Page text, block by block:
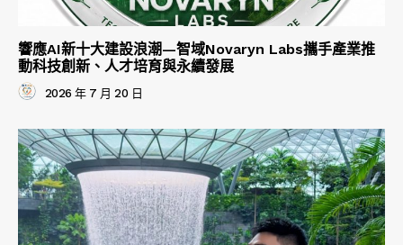
響應AI新十大建設浪潮—智域Novaryn Labs攜手產業推
動科技創新、人才培育與永續發展
2026 年 7 月 20 日